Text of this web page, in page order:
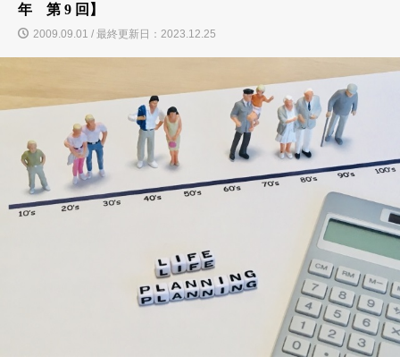
年 第 9 回】
2009.09.01 / 最終更新日：2023.12.25